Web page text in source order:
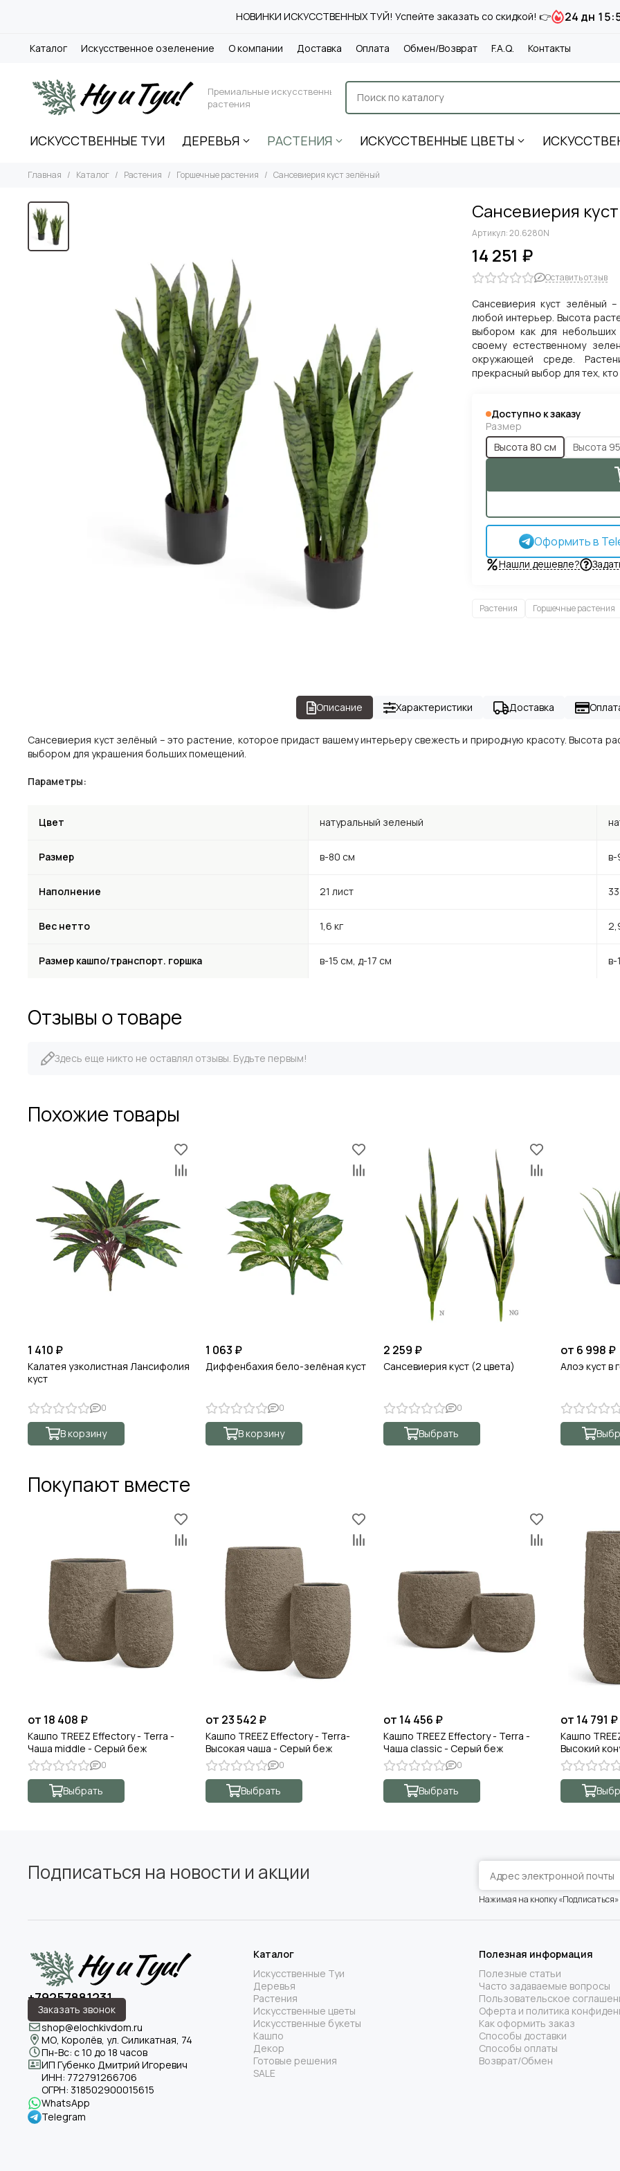
НОВИНКИ ИСКУССТВЕННЫХ ТУЙ! Успейте заказать со скидкой! 👉 24 дн
Каталог Искусственное озеленение О компании Доставка Оплата Обмен/Возврат F.A.Q. Контакты
Премиальные искусственные
растения
ИСКУССТВЕННЫЕ ТУИ ДЕРЕВЬЯ РАСТЕНИЯ ИСКУССТВЕННЫЕ ЦВЕТЫ
Главная Каталог Растения Горшечные растения Сансевиерия куст зелёный
Сансевиерия
Артикул:20.6280N
14 251 ₽
Оставить отзыв
Сансевиерия куст зелёный
любой интерьер. Высота
выбором как для небольших
своему естественному
окружающей среде.
прекрасный выбор для тех,
Доступно к заказу
Размер
Высота 80 см
Высота
Оформить в
Нашли дешевле?
Растения Горшечные растения
Описание Характеристики Доставка
Сансевиерия куст зелёный – это растение, которое придаст вашему интерьеру свежесть и природную красоту. Высота
выбором для украшения больших помещений.
Параметры:
Цвет натуральный зеленый
Размер в-80 см в-
Наполнение 21 лист
Вес нетто 1,6 кг
Размер кашпо/транспорт. горшка в-15 см, д-17 см в-
Отзывы о товаре
Здесь еще никто не оставлял отзывы. Будьте первым!
Похожие товары
1 410 ₽
Калатея узколистная Лансифолия
куст
0
В корзину
1 063 ₽
Диффенбахия бело-зелёная куст
0
В корзину
2 259 ₽
Сансевиерия куст (2 цвета)
0
Выбрать
от 6 998 ₽
Алоэ куст в
Покупают вместе
от 18 408 ₽
Кашпо TREEZ Effectory - Terra -
Чаша middle - Серый беж
0
Выбрать
от 23 542 ₽
Кашпо TREEZ Effectory - Terra-
Высокая чаша - Серый беж
0
Выбрать
от 14 456 ₽
Кашпо TREEZ Effectory - Terra -
Чаша classic - Серый беж
0
Выбрать
от 14 791 ₽
Кашпо
Высокий
Подписаться на новости и акции
Нажимая на кнопку
+79257881231
Заказать звонок
shop@elochkivdom.ru
МО, Королёв, ул. Силикатная, 74
Пн-Вс: с 10 до 18 часов
ИП Губенко Дмитрий Игоревич
ИНН: 772791266706
ОГРН: 318502900015615
WhatsApp
Telegram
Каталог
Искусственные Туи
Деревья
Растения
Искусственные цветы
Искусственные букеты
Кашпо
Декор
Готовые решения
SALE
Полезная информация
Полезные статьи
Часто задаваемые вопросы
Пользовательское
Оферта и политика
Как оформить заказ
Способы доставки
Способы оплаты
Возврат/Обмен